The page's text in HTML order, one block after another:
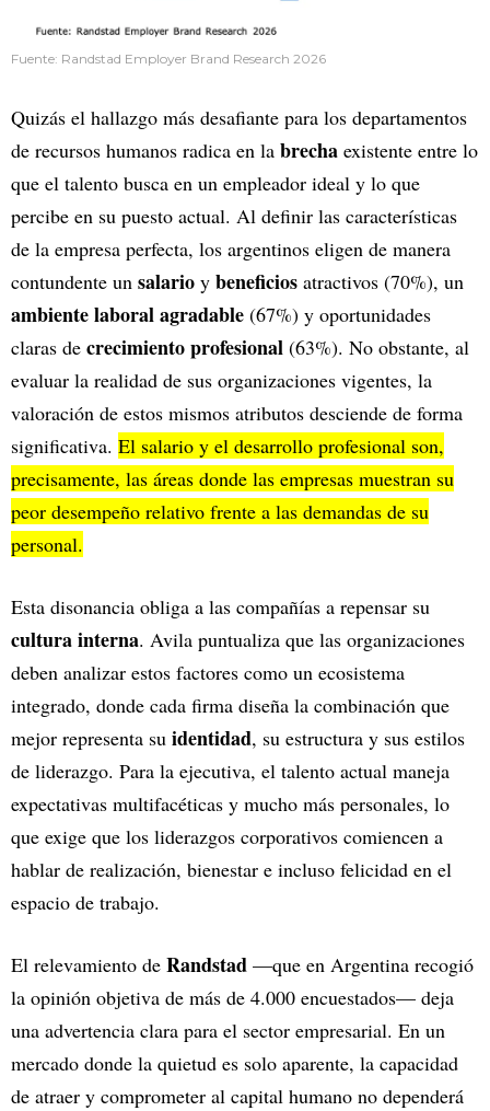
Fuente: Randstad Employer Brand Research 2026
Quizás el hallazgo más desafiante para los departamentos
de recursos humanos radica en la brecha existente entre lo
que el talento busca en un empleador ideal y lo que
percibe en su puesto actual. Al definir las características
de la empresa perfecta, los argentinos eligen de manera
contundente un salario y beneficios atractivos (70%), un
ambiente laboral agradable (67%) y oportunidades
claras de crecimiento profesional (63%). No obstante, al
evaluar la realidad de sus organizaciones vigentes, la
valoración de estos mismos atributos desciende de forma
significativa. El salario y el desarrollo profesional son,
precisamente, las áreas donde las empresas muestran su
peor desempeño relativo frente a las demandas de su
personal.
Esta disonancia obliga a las compañías a repensar su
cultura interna. Avila puntualiza que las organizaciones
deben analizar estos factores como un ecosistema
integrado, donde cada firma diseña la combinación que
mejor representa su identidad, su estructura y sus estilos
de liderazgo. Para la ejecutiva, el talento actual maneja
expectativas multifacéticas y mucho más personales, lo
que exige que los liderazgos corporativos comiencen a
hablar de realización, bienestar e incluso felicidad en el
espacio de trabajo.
El relevamiento de Randstad —que en Argentina recogió
la opinión objetiva de más de 4.000 encuestados— deja
una advertencia clara para el sector empresarial. En un
mercado donde la quietud es solo aparente, la capacidad
de atraer y comprometer al capital humano no dependerá